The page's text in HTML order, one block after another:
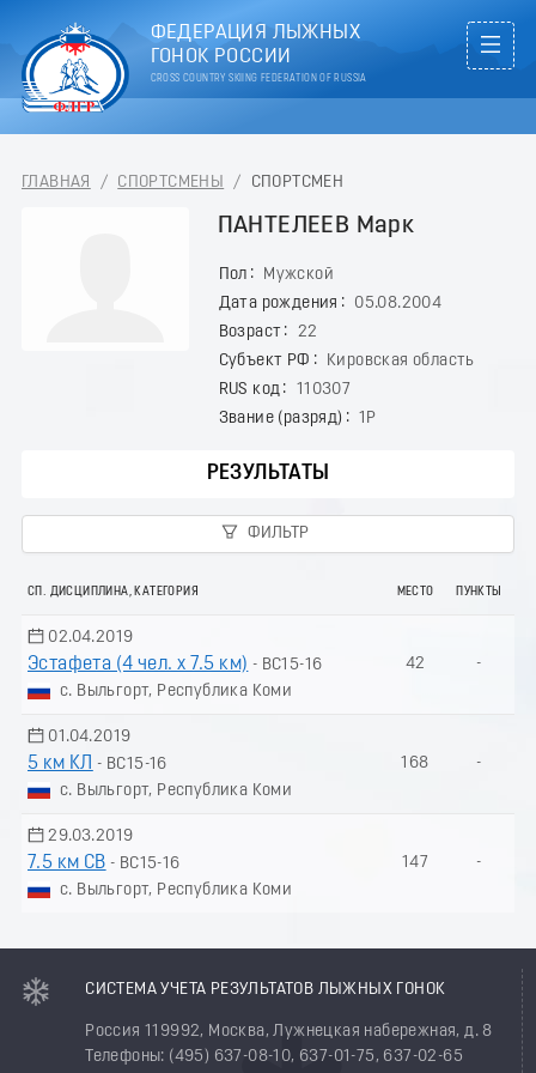
ФЕДЕРАЦИЯ ЛЫЖНЫХ
ГОНОК РОССИИ
CROSS COUNTRY SKIING FEDERATION OF RUSSIA
ГЛАВНАЯ / СПОРТСМЕНЫ / СПОРТСМЕН
ПАНТЕЛЕЕВ Марк
Пол
Мужской
Дата рождения
05.08.2004
Возраст
22
Субъект РФ
Кировская область
RUS код
110307
Звание (разряд)
1Р
РЕЗУЛЬТАТЫ
ФИЛЬТР
СП. ДИСЦИПЛИНА, КАТЕГОРИЯ МЕСТО ПУНКТЫ
02.04.2019
Эстафета (4 чел. х 7.5 км) - ВС15-16
с. Выльгорт, Республика Коми
42 -
01.04.2019
5 км КЛ
- ВС15-16
с. Выльгорт, Республика Коми
168 -
29.03.2019
7.5 км СВ - ВС15-16
с. Выльгорт, Республика Коми
147 -
СИСТЕМА УЧЕТА РЕЗУЛЬТАТОВ ЛЫЖНЫХ ГОНОК
Россия 119992, Москва, Лужнецкая набережная, д. 8
Телефоны: (495) 637-08-10, 637-01-75, 637-02-65